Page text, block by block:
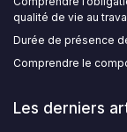
qualité de vie au
Durée de présence
Comprendre le
Les derniers